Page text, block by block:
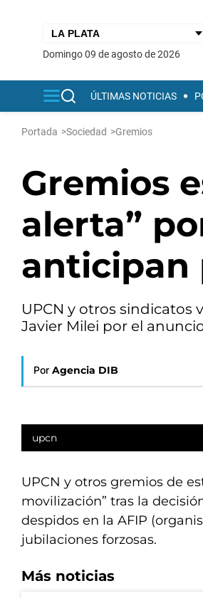
domingo 09 de agosto de 2026
ÚLTIMAS NOTICIAS
Portada >Sociedad >Gremios
Gremios
alerta”
anticipan
UPCN y otros
Javier Milei por el
Por Agencia DIB
upcn
UPCN y otros gremios de
movilización” tras la
despidos en la AFIP
jubilaciones forzosas.
Más noticias